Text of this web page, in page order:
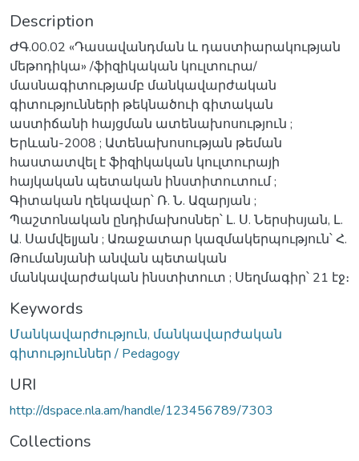
Description
ԺԳ.00.02 «Դասավանդման և դաստիարակության
մեթոդիկա» /ֆիզիկական կուլտուրա/
մասնագիտությամբ մանկավարժական
գիտությունների թեկնածուի գիտական
աստիճանի հայցման ատենախոսություն ;
Երևան-2008 ; Ատենախոսության թեման
հաստատվել է ֆիզիկական կուլտուրայի
հայկական պետական ինստիտուտում ;
Գիտական ղեկավար՝ Ռ. Ն. Ազարյան ;
Պաշտոնական ընդիմախոսներ՝ Լ. Ս. Ներսիսյան, Լ.
Ա. Սամվելյան ; Առաջատար կազմակերպություն՝ Հ.
Թումանյանի անվան պետական
մանկավարժական ինստիտուտ ; Սեղմագիր՝ 21 էջ։
Keywords
Մանկավարժություն, մանկավարժական
գիտություններ / Pedagogy
URI
http://dspace.nla.am/handle/123456789/7303
Collections